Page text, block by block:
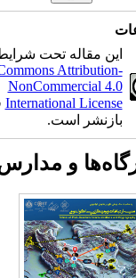
این مقاله تحت شرایط
Commons Attribution-
NonCommercial 4.0
International License
بازنشر است.
و مدارس